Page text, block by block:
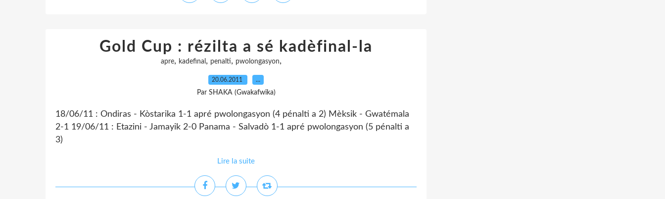
Gold Cup : rézilta a sé kadèfinal-la
apre, kadefinal , penalti, pwolongasyon,
20.06.2011 …
Par SHAKA (Gwakafwika)
18/06/11 : Ondiras - Kòstarika 1-1 apré pwolongasyon (4 pénalti a 2) Mèksik - Gwatémala
2-1 19/06/11 : Etazini - Jamayik 2-0 Panama - Salvadò 1-1 apré pwolongasyon (5 pénalti a
3)
Lire la suite